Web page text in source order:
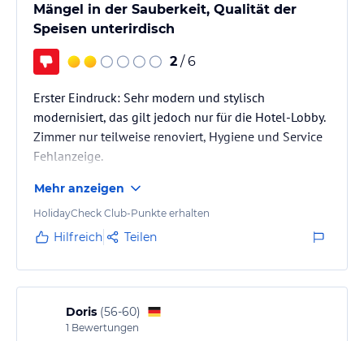
Mängel in der Sauberkeit, Qualität der
Speisen unterirdisch
2 / 6
Erster Eindruck: Sehr modern und stylisch
modernisiert, das gilt jedoch nur für die Hotel-Lobby.
Zimmer nur teilweise renoviert, Hygiene und Service
Fehlanzeige.
Mehr anzeigen
HolidayCheck Club-Punkte erhalten
Hilfreich Teilen
Doris (56-60)
1 Bewertungen